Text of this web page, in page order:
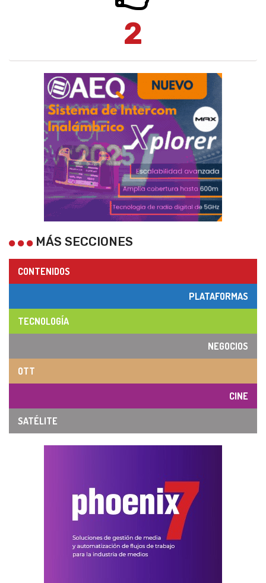
2
MÁS SECCIONES
CONTENIDOS
PLATAFORMAS
TECNOLOGÍA
NEGOCIOS
OTT
CINE
SATÉLITE